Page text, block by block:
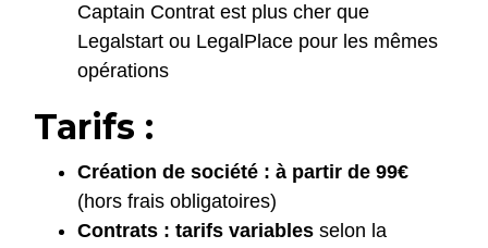
Captain Contrat est plus cher que
Legalstart ou LegalPlace pour les mêmes
opérations
Tarifs :
Création de société : à partir de 99€
(hors frais obligatoires)
Contrats : tarifs variables selon la